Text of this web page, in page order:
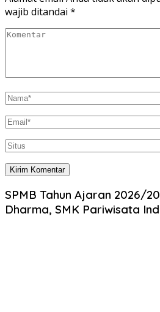
wajib ditandai *
SPMB Tahun Ajaran 2026/
Dharma, SMK Pariwisata